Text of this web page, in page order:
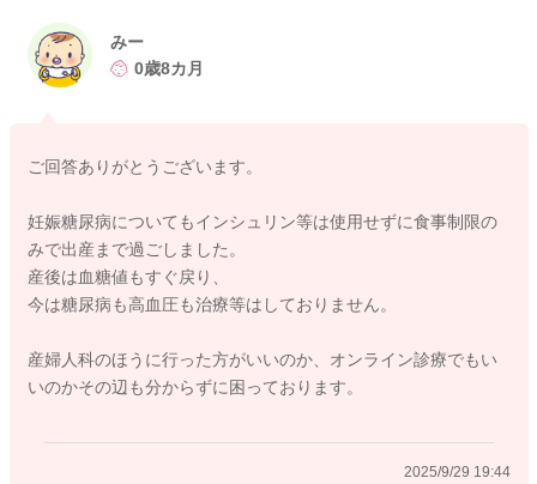
PMSなど、お子さんのお世話もある中でとてもお辛いと思いま
す。
どうぞよろしくお願いします。
みー
0歳8カ月
ご回答ありがとうございます。
妊娠糖尿病についてもインシュリン等は使用せずに食事制限の
みで出産まで過ごしました。
産後は血糖値もすぐ戻り、
今は糖尿病も高血圧も治療等はしておりません。
産婦人科のほうに行った方がいいのか、オンライン診療でもい
いのかその辺も分からずに困っております。
2025/9/29 19:44